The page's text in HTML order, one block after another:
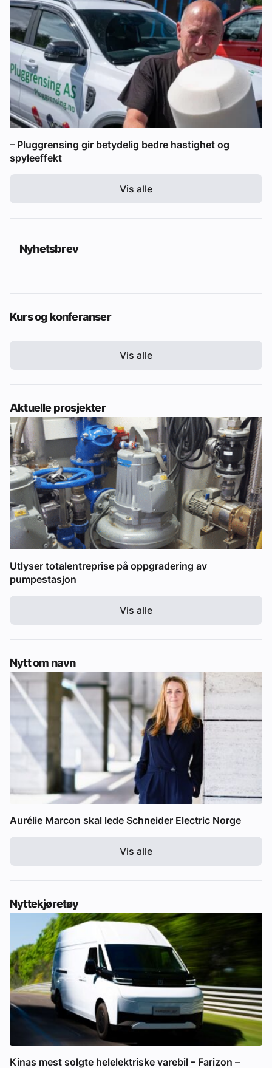
– Pluggrensing gir betydelig bedre hastighet og
spyleeffekt
Vis alle
Nyhetsbrev
Kurs og konferanser
Vis alle
Aktuelle prosjekter
Utlyser totalentreprise på oppgradering av
pumpestasjon
Vis alle
Nytt om navn
Aurélie Marcon skal lede Schneider Electric Norge
Vis alle
Nyttekjøretøy
Kinas mest solgte helelektriske varebil – Farizon –